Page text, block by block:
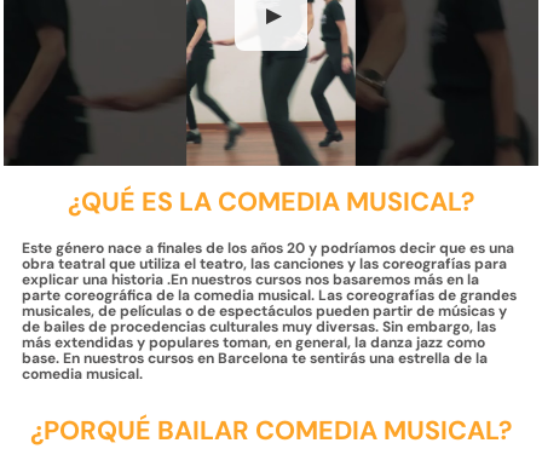
▶
¿QUÉ ES LA COMEDIA MUSICAL?
Este género nace a finales de los años 20 y podríamos decir que es una
obra teatral que utiliza el teatro, las canciones y las coreografías para
explicar una historia .En nuestros cursos nos basaremos más en la
parte coreográfica de la comedia musical. Las coreografías de grandes
musicales, de películas o de espectáculos pueden partir de músicas y
de bailes de procedencias culturales muy diversas. Sin embargo, las
más extendidas y populares toman, en general, la danza jazz como
base. En nuestros cursos en Barcelona te sentirás una estrella de la
comedia musical.
¿PORQUÉ BAILAR COMEDIA MUSICAL?